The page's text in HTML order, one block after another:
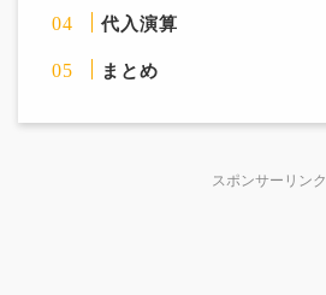
代入演算
まとめ
スポンサーリンク